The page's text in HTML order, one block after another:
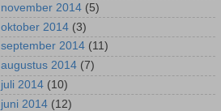
november 2014 (5)
oktober 2014 (3)
september 2014 (11)
augustus 2014 (7)
juli 2014 (10)
juni 2014 (12)